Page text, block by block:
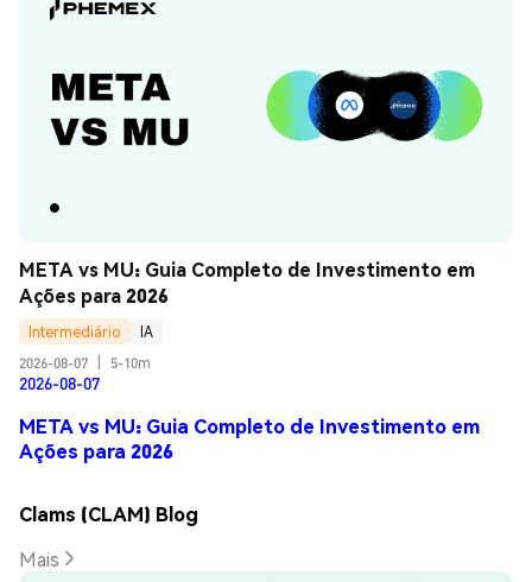
META vs MU: Guia Completo de Investimento em
Ações para 2026
Intermediário
IA
2026-08-07
5-10m
2026-08-07
META vs MU: Guia Completo de Investimento em
Ações para 2026
Clams (CLAM) Blog
Mais